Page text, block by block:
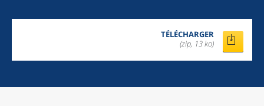
TÉLÉCHARGER
(zip, 13 ko)